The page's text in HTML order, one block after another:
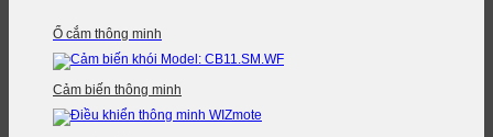
Ổ cắm thông minh
Cảm biến thông minh